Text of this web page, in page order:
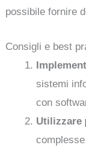
possibile fornire
Consigli e best
sistemi
con
Utilizzare